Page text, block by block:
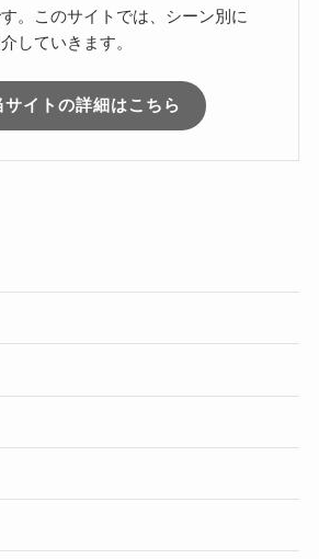
。このサイトでは、シーン別に
していきます。
サイトの詳細はこちら